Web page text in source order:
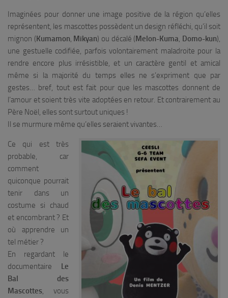
Imaginées pour donner une image positive de la région qu’elles
représentent, les mascottes possèdent un design réfléchi, qu’il soit
mignon (Kumamon, Mikyan) ou décalé (Melon-Kuma, Domo-kun),
une gestuelle codifiée, parfois volontairement maladroite pour la
rendre encore plus irrésistible, et un caractère gentil et amical
même si la majorité du temps elles ne s’expriment que par
gestes… bref, tout est fait pour que les mascottes donnent de
l’amour et soient très vite adoptées en retour. Et contrairement au
Père Noël, elles sont surtout uniques !
Il se murmure même qu’elles seraient vivantes…
Ce qui est très
probable, car
comment
quiconque pourrait
tenir dans un
costume si chaud
et encombrant ? Et
où apprendre un
tel métier ?
En regardant le
documentaire Le
Bal des
Mascottes, vous